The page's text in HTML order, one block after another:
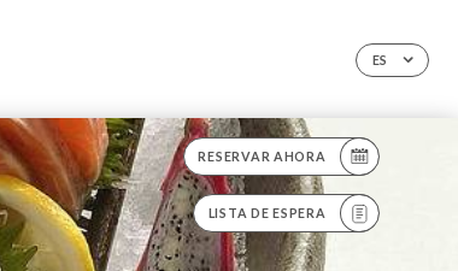
ES
RESERVAR AHORA
LISTA DE ESPERA